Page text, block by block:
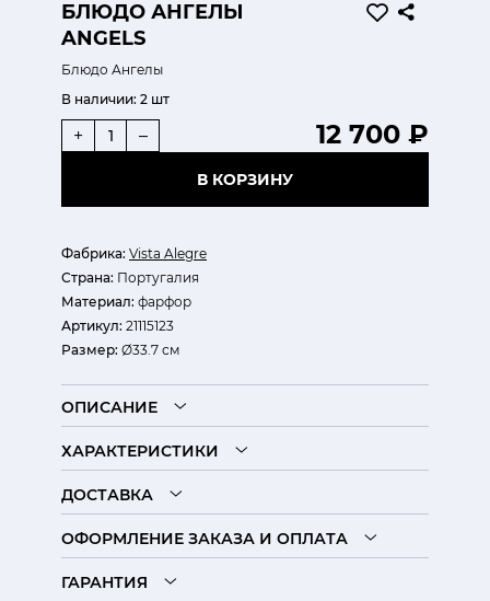
БЛЮДО АНГЕЛЫ
ANGELS
Блюдо Ангелы
Фабрика: Vista Alegre
Страна: Португалия
Материал: фарфор
Артикул: 21115123
Размер: Ø33.7 см
В наличии: 2 шт
12 700 ₽
+ –
В КОРЗИНУ
ОПИСАНИЕ
ХАРАКТЕРИСТИКИ
ДОСТАВКА
ОФОРМЛЕНИЕ ЗАКАЗА И ОПЛАТА
ГАРАНТИЯ